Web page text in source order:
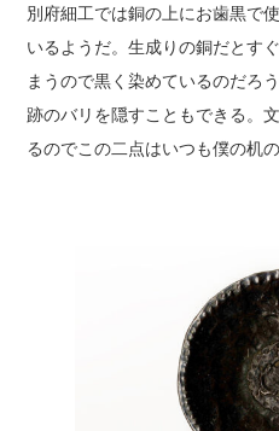
別府細工では銅の上にお歯黒で
いるようだ。生成りの銅だとす
まうので黒く染めているのだろ
跡のバリを隠すこともできる。
るのでこの二点はいつも僕の机